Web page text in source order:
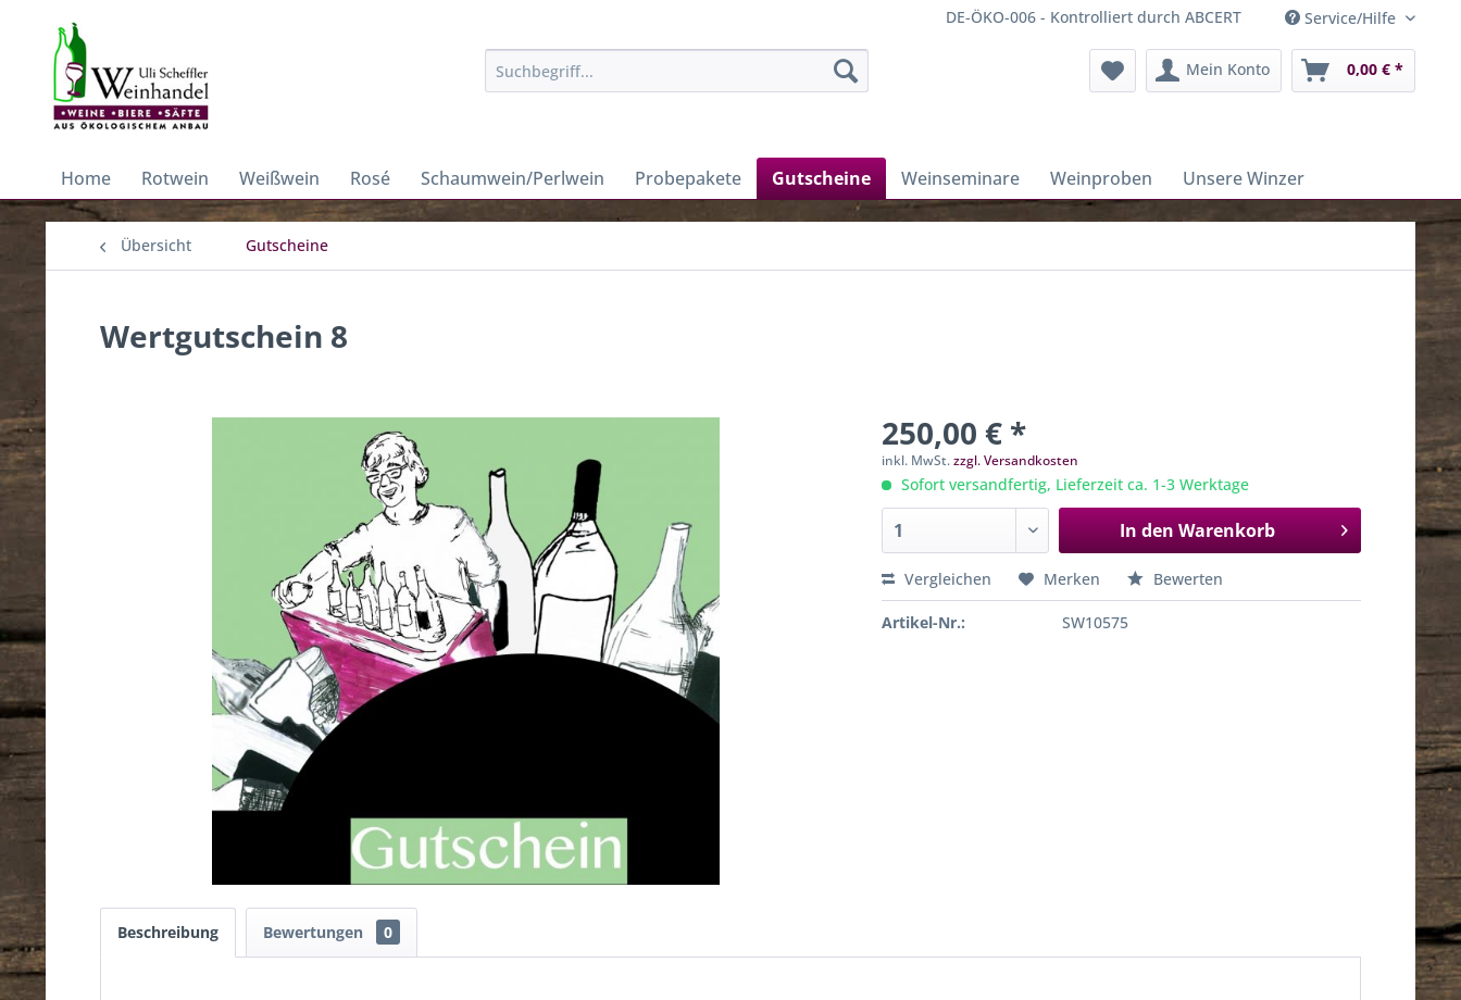
Service/Hilfe
DE-ÖKO-006 - Kontrolliert durch ABCERT
Mein Konto 0,00 € *
Home Rotwein Weißwein Rosé Schaumwein/Perlwein Probepakete Gutscheine Weinseminare Weinproben Unsere Winzer
Übersicht Gutscheine
Wertgutschein 8
250,00 € *
inkl. MwSt.zzgl. Versandkosten
Sofort versandfertig, Lieferzeit ca. 1-3 Werktage
In den Warenkorb
Vergleichen Merken Bewerten
Artikel-Nr.: SW10575
Beschreibung Bewertungen 0